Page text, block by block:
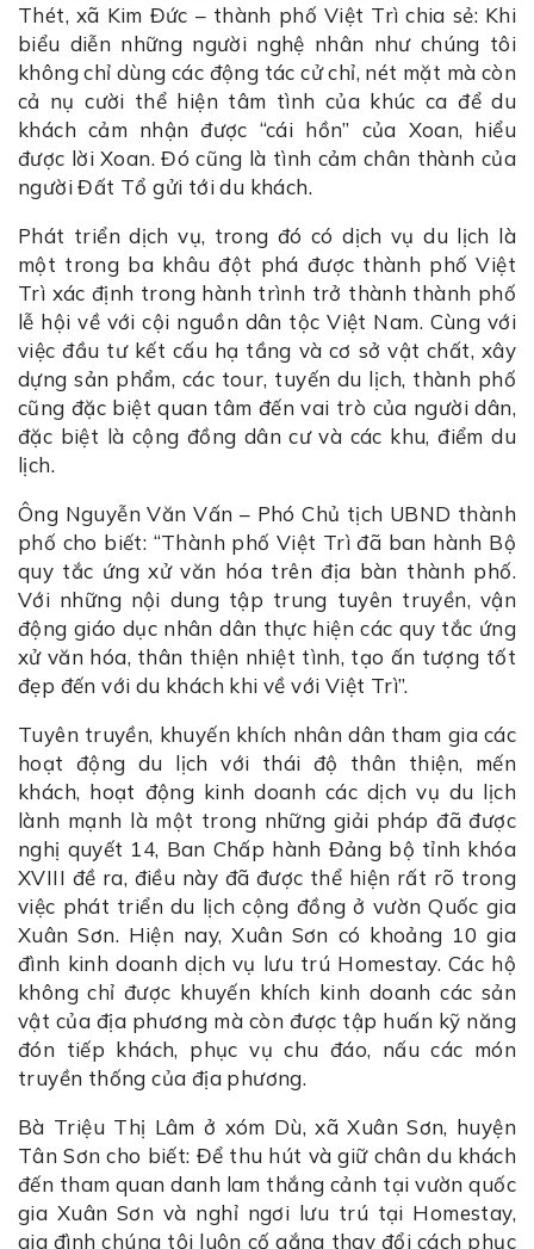
Thét, xã Kim Đức – thành phố Việt Trì chia sẻ: Khi
biểu diễn những người nghệ nhân như chúng tôi
không chỉ dùng các động tác cử chỉ, nét mặt mà còn
cả nụ cười thể hiện tâm tình của khúc ca để du
khách cảm nhận được “cái hồn” của Xoan, hiểu
được lời Xoan. Đó cũng là tình cảm chân thành của
người Đất Tổ gửi tới du khách.
Phát triển dịch vụ, trong đó có dịch vụ du lịch là
một trong ba khâu đột phá được thành phố Việt
Trì xác định trong hành trình trở thành thành phố
lễ hội về với cội nguồn dân tộc Việt Nam. Cùng với
việc đầu tư kết cấu hạ tầng và cơ sở vật chất, xây
dựng sản phẩm, các tour, tuyến du lịch, thành phố
cũng đặc biệt quan tâm đến vai trò của người dân,
đặc biệt là cộng đồng dân cư và các khu, điểm du
lịch.
Ông Nguyễn Văn Vấn – Phó Chủ tịch UBND thành
phố cho biết: “Thành phố Việt Trì đã ban hành Bộ
quy tắc ứng xử văn hóa trên địa bàn thành phố.
Với những nội dung tập trung tuyên truyền, vận
động giáo dục nhân dân thực hiện các quy tắc ứng
xử văn hóa, thân thiện nhiệt tình, tạo ấn tượng tốt
đẹp đến với du khách khi về với Việt Trì”.
Tuyên truyền, khuyến khích nhân dân tham gia các
hoạt động du lịch với thái độ thân thiện, mến
khách, hoạt động kinh doanh các dịch vụ du lịch
lành mạnh là một trong những giải pháp đã được
nghị quyết 14, Ban Chấp hành Đảng bộ tỉnh khóa
XVIII đề ra, điều này đã được thể hiện rất rõ trong
việc phát triển du lịch cộng đồng ở vườn Quốc gia
Xuân Sơn. Hiện nay, Xuân Sơn có khoảng 10 gia
đình kinh doanh dịch vụ lưu trú Homestay. Các hộ
không chỉ được khuyến khích kinh doanh các sản
vật của địa phương mà còn được tập huấn kỹ năng
đón tiếp khách, phục vụ chu đáo, nấu các món
truyền thống của địa phương.
Bà Triệu Thị Lâm ở xóm Dù, xã Xuân Sơn, huyện
Tân Sơn cho biết: Để thu hút và giữ chân du khách
đến tham quan danh lam thắng cảnh tại vườn quốc
gia Xuân Sơn và nghỉ ngơi lưu trú tại Homestay,
gia đình chúng tôi luôn cố gắng thay đổi cách phục